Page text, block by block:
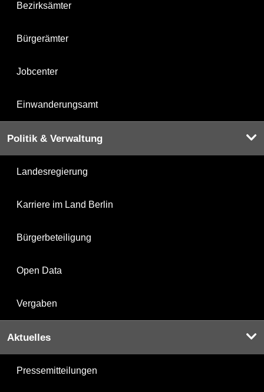
Bezirksämter
Bürgerämter
Jobcenter
Einwanderungsamt
Politik & Verwaltung
Landesregierung
Karriere im Land Berlin
Bürgerbeteiligung
Open Data
Vergaben
Aktuelles
Pressemitteilungen